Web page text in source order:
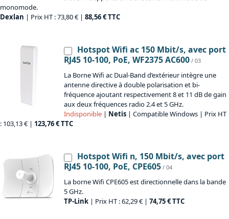
monomode.
Dexlan | Prix HT : 73,80 € | 88,56 € TTC
Hotspot Wifi ac 150 Mbit/s, avec port
RJ45 10-100, PoE, WF2375 AC600 / 03
La Borne Wifi ac Dual-Band d’extérieur intègre une
antenne directive à double polarisation et bi-
fréquence ajoutant respectivement 8 et 11 dB de gain
aux deux fréquences radio 2.4 et 5 GHz.
Indisponible | Netis | Compatible Windows | Prix HT
: 103,13 € | 123,76 € TTC
Hotspot Wifi n, 150 Mbit/s, avec port
RJ45 10-100, PoE, CPE605 / 04
La borne Wifi CPE605 est directionnelle dans la bande
5 GHz.
TP-Link | Prix HT : 62,29 € | 74,75 € TTC